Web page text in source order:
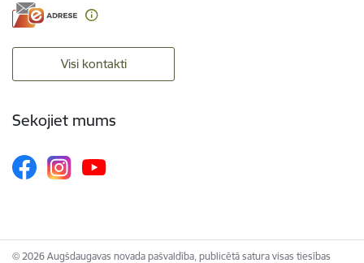
Visi kontakti
Sekojiet mums
© 2026 Augšdaugavas novada pašvaldība, publicētā satura visas tiesības